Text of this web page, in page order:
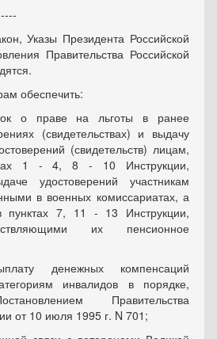
Указы Президента Российской
Правительства Российской
обеспечить:
о праве на льготы в ранее
(свидетельствах) и выдачу
(свидетельств) лицам,
1 - 4, 8 - 10 Инструкции,
удостоверений участникам
в военных комиссариатах, а
пунктах 7, 11 - 13 Инструкции,
их пенсионное
денежных компенсаций
инвалидов в порядке,
Правительства
от 10 июля 1995 г. N 701;